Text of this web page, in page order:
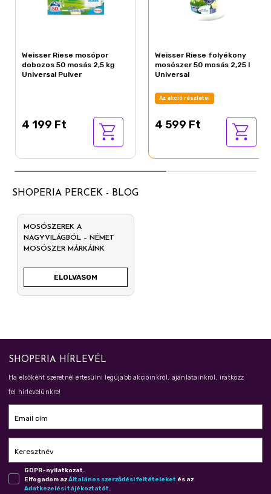
Weisser Riese mosópor
dobozos 50 mosás 2,5 kg
Universal Pulver
4 199 Ft
Weisser Riese folyékony
mosószer 50 mosás 2,25 l
Universal
Az akció részletei
4 599 Ft
SHOPERIA PERCEK - BLOG
MOSÓSZEREK A
NAGYVILÁGBÓL – NÉMET
MOSÓSZER MÁRKÁINK
ELOLVASOM
SHOPERIA HÍRLEVÉL
Ha elsőként szeretnél értesülni legújabb akcióinkról, ajánlatainkról, iratkozz
fel hírlevelünkre!
Email cím
Keresztnév
GDPR-nyilatkozat.
Elfogadom azÁl­ta­lá­nos szer­ző­dé­si fel­té­te­le­ket és az
Adat­ke­ze­lé­si tá­jé­koz­ta­tót.